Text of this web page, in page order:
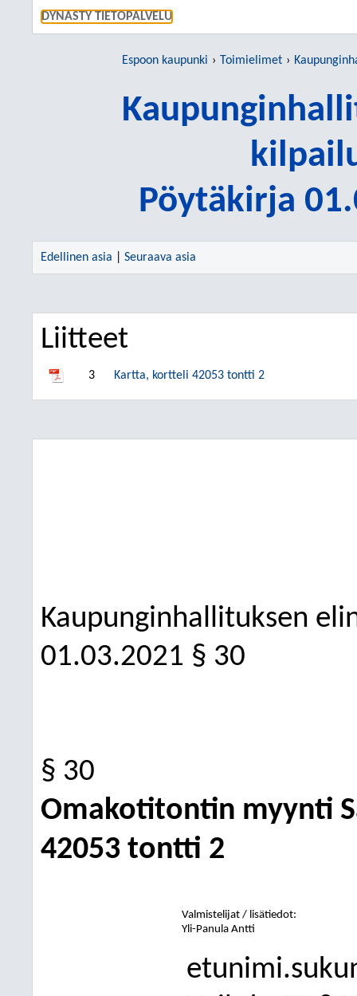
DYNASTY TIETOPALVELU
Espoon kaupunki Toimielimet
Pöytäkirja
Edellinen asia Seuraava asia
Liitteet
3 Kartta, kortteli 42053 tontti 2
Kaupunginhallituksen
01.03.2021 § 30
§ 30
Omakotitontin myynti
42053 tontti 2
Valmistelijat / lisätiedot:
Yli-Panula Antti